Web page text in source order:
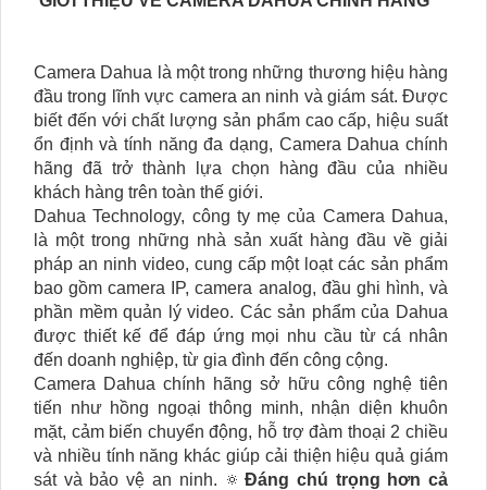
Camera Dahua là một trong những thương hiệu hàng
đầu trong lĩnh vực camera an ninh và giám sát. Được
biết đến với chất lượng sản phẩm cao cấp, hiệu suất
ổn định và tính năng đa dạng, Camera Dahua chính
hãng đã trở thành lựa chọn hàng đầu của nhiều
khách hàng trên toàn thế giới.
Dahua Technology, công ty mẹ của Camera Dahua,
là một trong những nhà sản xuất hàng đầu về giải
pháp an ninh video, cung cấp một loạt các sản phẩm
bao gồm camera IP, camera analog, đầu ghi hình, và
phần mềm quản lý video. Các sản phẩm của Dahua
được thiết kế để đáp ứng mọi nhu cầu từ cá nhân
đến doanh nghiệp, từ gia đình đến công cộng.
Camera Dahua chính hãng sở hữu công nghệ tiên
tiến như hồng ngoại thông minh, nhận diện khuôn
mặt, cảm biến chuyển động, hỗ trợ đàm thoại 2 chiều
và nhiều tính năng khác giúp cải thiện hiệu quả giám
sát và bảo vệ an ninh. 🔅Đáng chú trọng hơn cả